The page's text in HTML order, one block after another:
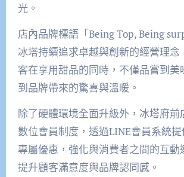
光。
店內品牌標語「Being Top, Being
冰塔持續追求卓越與創新的經營理念
客在享用甜品的同時，不僅品嘗到美
到品牌帶來的驚喜與溫暖。
除了硬體環境全面升級外，冰塔府前
數位會員制度，透過LINE會員系統
專屬優惠，強化與消費者之間的互動
提升顧客滿意度與品牌認同感。